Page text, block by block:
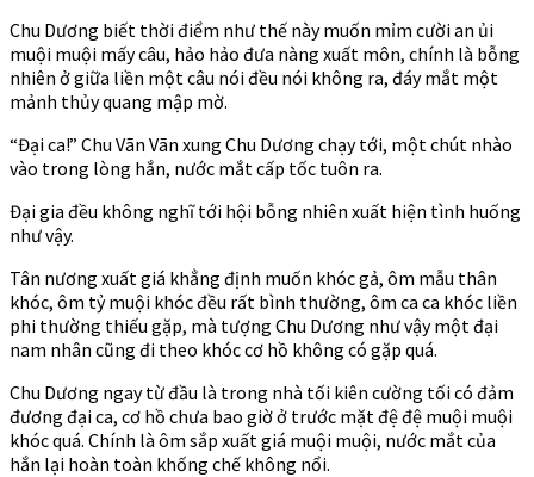
Chu Dương biết thời điểm như thế này muốn mỉm cười an ủi
muội muội mấy câu, hảo hảo đưa nàng xuất môn, chính là bỗng
nhiên ở giữa liền một câu nói đều nói không ra, đáy mắt một
mảnh thủy quang mập mờ.
“Đại ca!” Chu Vãn Vãn xung Chu Dương chạy tới, một chút nhào
vào trong lòng hắn, nước mắt cấp tốc tuôn ra.
Đại gia đều không nghĩ tới hội bỗng nhiên xuất hiện tình huống
như vậy.
Tân nương xuất giá khẳng định muốn khóc gả, ôm mẫu thân
khóc, ôm tỷ muội khóc đều rất bình thường, ôm ca ca khóc liền
phi thường thiếu gặp, mà tượng Chu Dương như vậy một đại
nam nhân cũng đi theo khóc cơ hồ không có gặp quá.
Chu Dương ngay từ đầu là trong nhà tối kiên cường tối có đảm
đương đại ca, cơ hồ chưa bao giờ ở trước mặt đệ đệ muội muội
khóc quá. Chính là ôm sắp xuất giá muội muội, nước mắt của
hắn lại hoàn toàn khống chế không nổi.